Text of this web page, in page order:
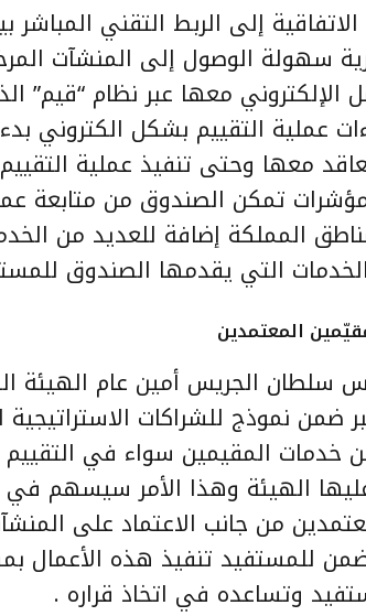
إلى الربط التقني
سهولة الوصول إلى المنشآت
الإلكتروني معها عبر نظام “قيم”
عملية التقييم بشكل الكتروني
معها وحتى تنفيذ عملية
تمكن الصندوق من متابعة
المملكة إضافة للعديد من
التي يقدمها الصندوق
المعتمدين
سلطان الجريس أمين عام الهيئة
ضمن نموذج للشراكات
خدمات المقيمين سواء في
الهيئة وهذا الأمر سيسهم في
من جانب الاعتماد على
للمستفيد تنفيذ هذه الأعمال
وتساعده في اتخاذ قراره .